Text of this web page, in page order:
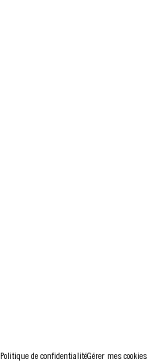
Politique de confidentialitéGérer mes cookies